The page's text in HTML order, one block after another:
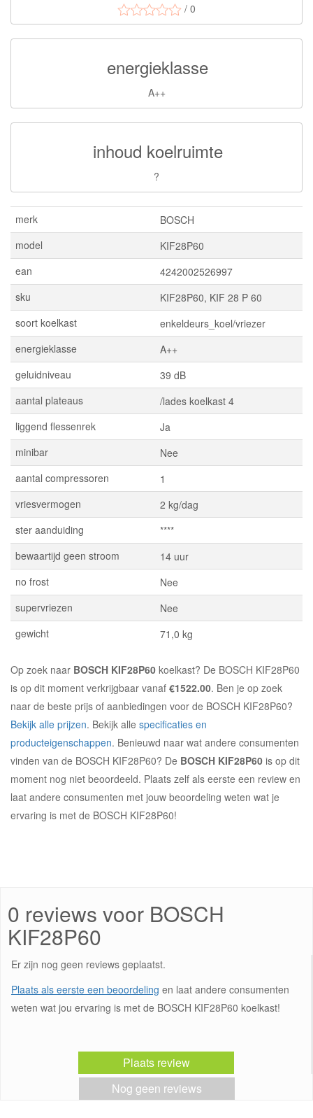
/ 0
energieklasse
A++
inhoud koelruimte
?
merk
BOSCH
model
KIF28P60
ean
4242002526997
sku
KIF28P60, KIF 28 P 60
soort koelkast
enkeldeurs_koel/vriezer
energieklasse
A++
geluidniveau
39 dB
aantal plateaus
/lades koelkast 4
liggend flessenrek
Ja
minibar
Nee
aantal compressoren
1
vriesvermogen
2 kg/dag
ster aanduiding
****
bewaartijd geen stroom
14 uur
no frost
Nee
supervriezen
Nee
gewicht
71,0 kg
Op zoek naar BOSCH KIF28P60 koelkast? De BOSCH KIF28P60
is op dit moment verkrijgbaar vanaf €1522.00. Ben je op zoek
naar de beste prijs of aanbiedingen voor de BOSCH KIF28P60?
Bekijk alle prijzen. Bekijk alle specificaties en
producteigenschappen. Benieuwd naar wat andere consumenten
vinden van de BOSCH KIF28P60? De BOSCH KIF28P60 is op dit
moment nog niet beoordeeld. Plaats zelf als eerste een review en
laat andere consumenten met jouw beoordeling weten wat je
ervaring is met de BOSCH KIF28P60!
0 reviews voor BOSCH
KIF28P60
Er zijn nog geen reviews geplaatst.
Plaats als eerste een beoordeling en laat andere consumenten
weten wat jou ervaring is met de BOSCH KIF28P60 koelkast!
Plaats review
Nog geen reviews